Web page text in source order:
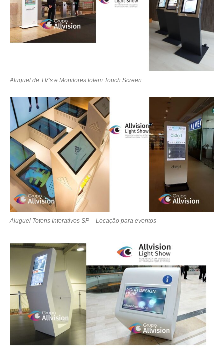
Aluguel de TV’s e Monitores totem Touch Screen
Aluguel Totens Interativos SP – Locação para eventos